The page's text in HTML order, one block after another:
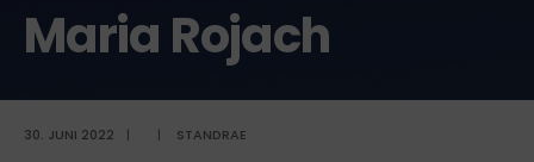
Maria Rojach
30. JUNI 2022 | | STANDRAE